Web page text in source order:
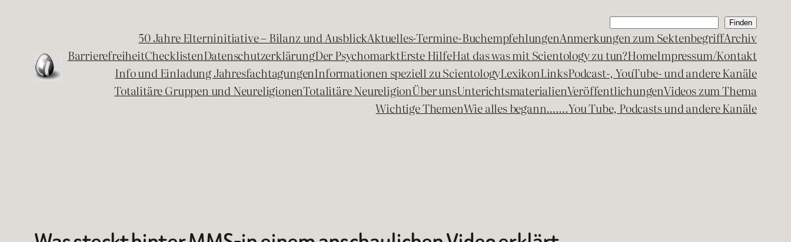
Suchen Finden
50 Jahre Elterninitiative – Bilanz und AusblickAktuelles-Termine-BuchempfehlungenAnmerkungen zum SektenbegriffArchiv
BarrierefreiheitChecklistenDatenschutzerklärungDer PsychomarktErste HilfeHat das was mit Scientology zu tun?HomeImpressum/Kontakt
Info und Einladung JahresfachtagungenInformationen speziell zu ScientologyLexikonLinksPodcast-, YouTube- und andere Kanäle
Totalitäre Gruppen und NeureligionenTotalitäre NeureligionÜber unsUnterichtsmaterialienVeröffentlichungenVideos zum Thema
Wichtige ThemenWie alles begann…….You Tube, Podcasts und andere Kanäle